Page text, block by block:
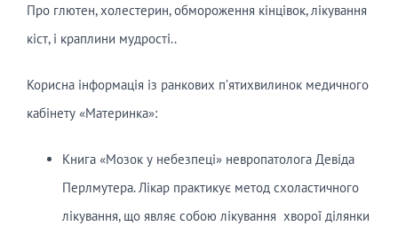
Про глютен, холестерин, обмороження кінцівок, лікування
кіст, і краплини мудрості..
Корисна інформація із ранкових п’ятихвилинок медичного
кабінету «Материнка»:
Книга «Мозок у небезпеці» невропатолога Девіда
Перлмутера. Лікар практикує метод схоластичного
лікування, що являє собою лікування хворої ділянки